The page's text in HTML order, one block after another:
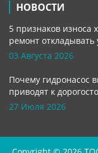
НОВОСТИ
5 признаков износа
ремонт откладывать
03 Августа 2026
Почему гидронасос
приводят к
27 Июля 2026